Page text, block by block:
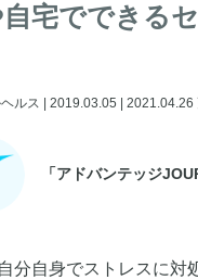
宅でできる
ルス | 2019.03.05 | 2021.04.26
「アドバンテッジ
自身でストレスに対